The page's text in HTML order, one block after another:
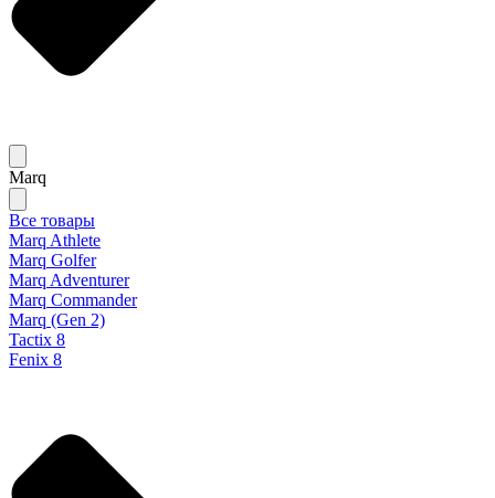
Marq
Все товары
Marq Athlete
Marq Golfer
Marq Adventurer
Marq Commander
Marq (Gen 2)
Tactix 8
Fenix 8